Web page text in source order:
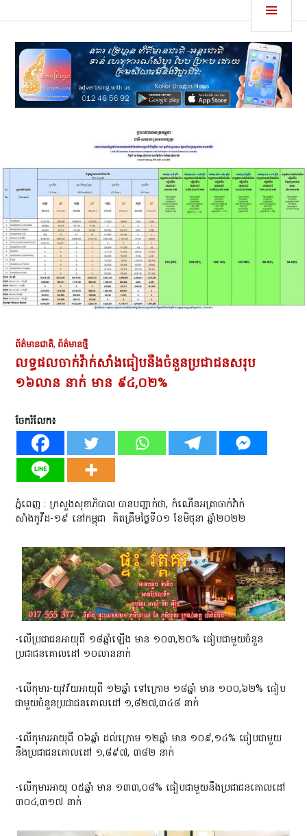
to នគរដ្រេហ្គន
ព័ត៌មានជាតិ, ព័ត៌មានថ្មី
លទ្ធផលចាក់វ៉ាក់សាំងធៀបនឹងចំនួនប្រជាជនសរុប
១៦លាន នាក់ មាន ៩៤,០២%
ចែករំលែក៖
ភ្នំពេញ : ក្រសួងសុខាភិបាល បានបញ្ជាក់ថា, កំណេីនអត្រាចាក់វ៉ាក់
សាំងកូវីដ-១៩ នៅកម្ពុជា គិតត្រឹមថ្ងៃទី០១ ខែមិថុនា ឆ្នាំ២០២២
-លើប្រជាជនអាយុពី ១៨ឆ្នាំឡើង មាន ១០៣,២០% ធៀបជាមួយចំនួន
ប្រជាជនគោលដៅ ១០លាននាក់
-លើកុមារ-យុវវ័យអាយុពី ១២ឆ្នាំ ទៅក្រោម ១៨ឆ្នាំ មាន ១០០,៦២% ធៀប
ជាមួយចំនួនប្រជាជនគោលដៅ ១,៨២៧,៣៤៨ នាក់
-លើកុមារអាយុពី ០៦ឆ្នាំ ដល់ក្រោម ១២ឆ្នាំ មាន ១០៩,១៤% ធៀបជាមួយ
នឹងប្រជាជនគោលដៅ ១,៨៩៧, ៣៨២ នាក់
-លើកុមារអាយុ ០៥ឆ្នាំ មាន ១៣៣,០៨% ធៀបជាមួយនឹងប្រជាជនគោលដៅ
៣០៤,៣១៧ នាក់